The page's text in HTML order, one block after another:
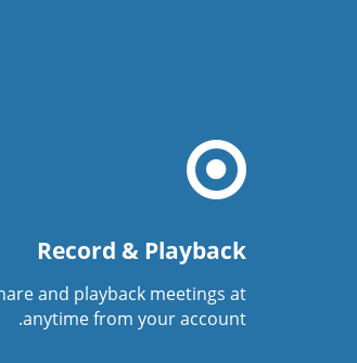
Record & Playback
and playback meetings at
anytime from your account.